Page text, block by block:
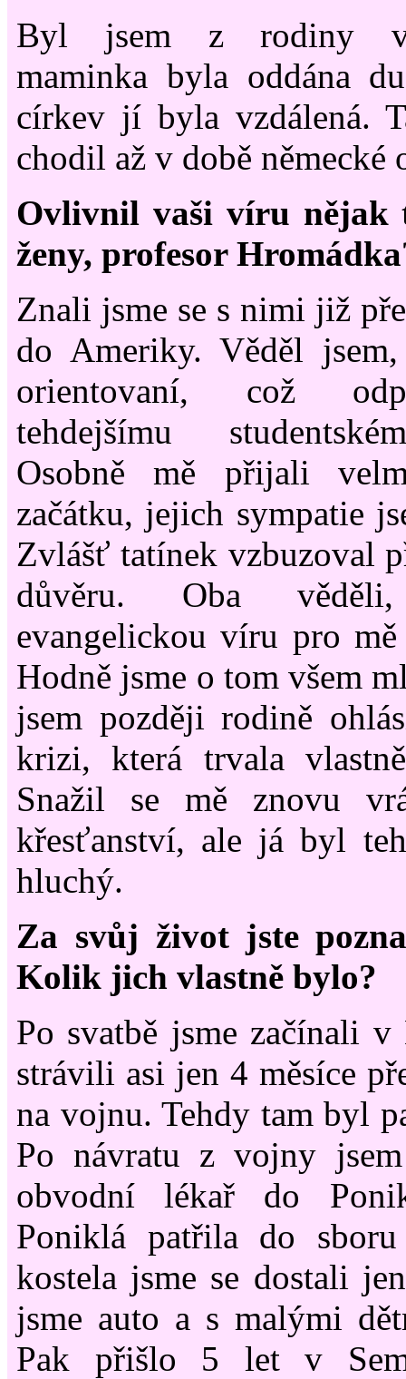
Byl jsem z rodiny
maminka byla oddána
církev jí byla vzdálená.
chodil až v době německé
Ovlivnil vaši víru nějak
ženy, profesor
Znali jsme se s nimi již
do Ameriky. Věděl
orientovaní, což
tehdejšímu
Osobně mě přijali
začátku, jejich sympatie
Zvlášť tatínek vzbuzoval
důvěru. Oba
evangelickou víru pro
Hodně jsme o tom všem
jsem později rodině
krizi, která trvala
Snažil se mě znovu
křesťanství, ale já byl
hluchý.
Za svůj život jste
Kolik jich vlastně bylo?
Po svatbě jsme začínali
strávili asi jen 4 měsíce
na vojnu. Tehdy tam byl
Po návratu z vojny
obvodní lékař do
Poniklá patřila do
kostela jsme se dostali
jsme auto a s malými
Pak přišlo 5 let v